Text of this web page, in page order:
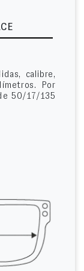
calibre,
Por
50/17/135